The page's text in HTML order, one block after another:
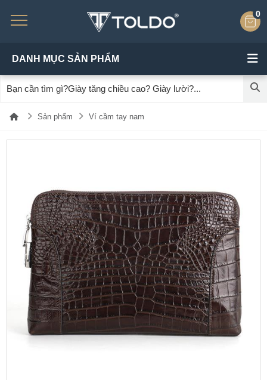
0
DANH MỤC SẢN PHẨM
Sản phẩm Ví cầm tay nam